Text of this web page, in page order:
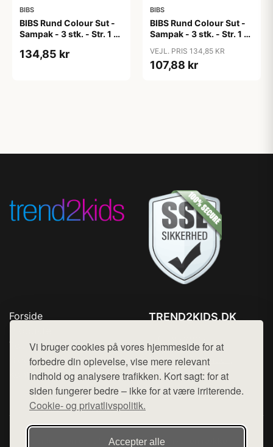
Vi bruger cookies på vores hjemmeside for at
forbedre din oplevelse, vise mere relevant
indhold og analysere trafikken. Kort sagt: for at
siden fungerer bedre – ikke for at være irriterende.
Cookie- og privatlivspolitik.
Accepter alle
BIBS
BIBS Rund Colour Sut -
Sampak - 3 stk. - Str. 1 -
134,85 kr
BIBS
BIBS Rund Colour Sut -
Sampak - 3 stk. - Str. 1 -
VEJL. PRIS 134,85 KR
107,88 kr
Forside
Top Rabatter
Blog
Kontakt
TREND2KIDS.DK
Mail: hej@want.dk
Cookie- og privatlivspolitik
Denne side er en del af want.dk, der udgiver en række